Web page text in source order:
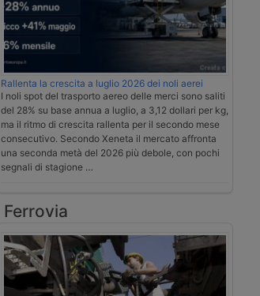
Rallenta la crescita a luglio 2026 dei noli aerei
I noli spot del trasporto aereo delle merci sono saliti
del 28% su base annua a luglio, a 3,12 dollari per kg,
ma il ritmo di crescita rallenta per il secondo mese
consecutivo. Secondo Xeneta il mercato affronta
una seconda metà del 2026 più debole, con pochi
segnali di stagione …
Ferrovia